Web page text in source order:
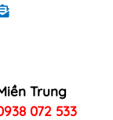
Trung
072 533